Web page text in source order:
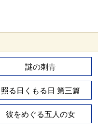
謎の刺青
照る日くもる日 第三篇
彼をめぐる五人の女